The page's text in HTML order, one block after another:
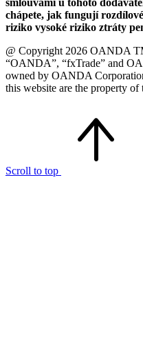
chápete, jak fungují
riziko vysoké riziko ztráty
@ Copyright 2026 OANDA
“OANDA”, “fxTrade” and
owned by OANDA
this website are the property of
Scroll to top